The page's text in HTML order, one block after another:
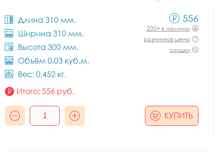
Длина 310 мм.
Ширина 310 мм.
Высота 300 мм.
Объём 0.03 куб.м.
Вес: 0.452 кг.
556
200+ в наличии
розничная цена
скидки
Итого: 556 руб.
КУПИТЬ